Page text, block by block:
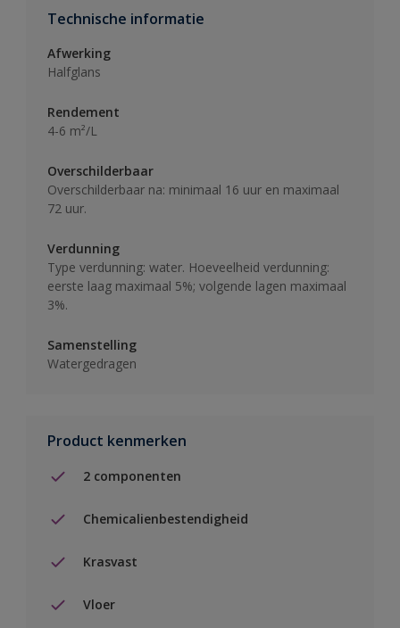
Technische informatie
Afwerking
Halfglans
Rendement
4-6 m²/L
Overschilderbaar
Overschilderbaar na: minimaal 16 uur en maximaal
72 uur.
Verdunning
Type verdunning: water. Hoeveelheid verdunning:
eerste laag maximaal 5%; volgende lagen maximaal
3%.
Samenstelling
Watergedragen
Product kenmerken
2 componenten
Chemicalienbestendigheid
Krasvast
Vloer